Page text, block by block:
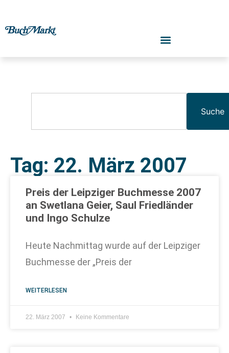
Suche
Tag: 22. März 2007
Preis der Leipziger Buchmesse 2007
an Swetlana Geier, Saul Friedländer
und Ingo Schulze
Heute Nachmittag wurde auf der Leipziger
Buchmesse der „Preis der
WEITERLESEN
22. März 2007 Keine Kommentare